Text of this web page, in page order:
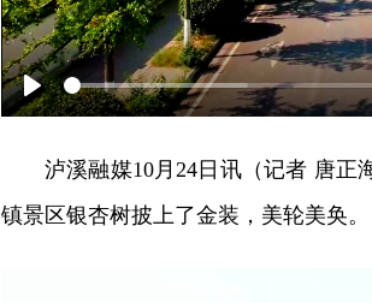
Play
泸溪融媒10月24日讯（记者 唐正
镇景区银杏树披上了金装，美轮美奂。